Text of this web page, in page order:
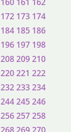
172 173 174
184 185 186
196 197 198
208209210
220221 222
232233234
244245246
256257258